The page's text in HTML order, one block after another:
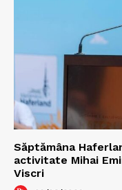
Săptămâna
activitate Mihai
Viscri